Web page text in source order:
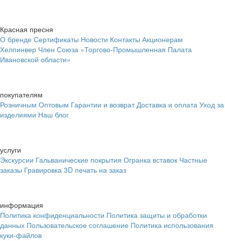
Красная пресня
О бренде Сертификаты Новости Контакты Акционерам
Хелпинвер Член Союза «Торгово-Промышленная Палата
Ивановской области»
покупателям
Розничным Оптовым Гарантии и возврат Доставка и оплата Уход за
изделиями Наш блог
услуги
Экскурсии Гальванические покрытия Огранка вставок Частные
заказы Гравировка 3D печать на заказ
информация
Политика конфиденциальности Политика защиты и обработки
данных Пользовательское соглашение Политика использования
куки-файлов